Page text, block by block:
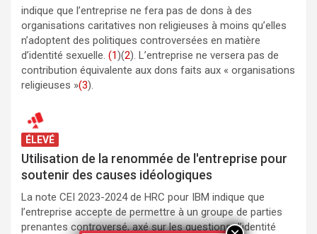
indique que l’entreprise ne fera pas de dons à des
organisations caritatives non religieuses à moins qu’elles
n’adoptent des politiques controversées en matière
d’identité sexuelle. (1)(2). L’entreprise ne versera pas de
contribution équivalente aux dons faits aux « organisations
religieuses »(3).
ÉLEVÉ
Utilisation de la renommée de l'entreprise pour
soutenir des causes idéologiques
La note CEI 2023-2024 de HRC pour IBM indique que
l’entreprise accepte de permettre à un groupe de parties
prenantes controversé, axé sur les questions d’identité